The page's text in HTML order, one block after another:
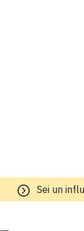
Sei un